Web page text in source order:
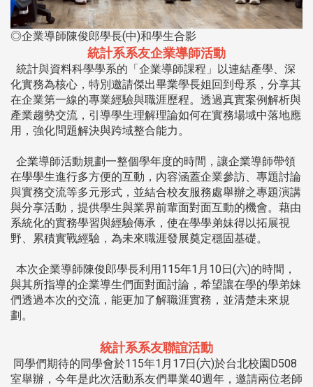
◎企業導師陳俊郎學長(中)和學生合影
統計系系友企業導師活動
統計與資料科學學系的「企業導師課程」以連結產學、深
化實務為核心，特別邀請傑出畢業學長姐回到母系，分享其
在企業第一線的專業經驗與職涯歷程。透過真實案例解析與
產業趨勢交流，引導學生理解理論如何在實務場域中落地應
用，強化問題解決與跨域整合能力。
企業導師活動規劃一整個學年度的時間，讓企業導師帶領
在學學生進行多方便的互動，內容涵蓋企業參訪、專題討論
與實務交流等多元形式，並結合校友服務處舉辦之專題演講
與分享活動，提供學生與業界前輩面對面互動的機會。藉由
系統化的實務學習與經驗傳承，使在學學弟妹得以拓展視
野、累積實戰經驗，為未來職涯發展奠定穩固基礎。
本次企業導師陳俊郎學長利用115年1月10日(六)的時間，
與其所指導的企業導生們面對面討論，希望讓在學的學弟妹
們透過本次的交流，能更加了解職涯實務，並清楚未來規
劃。
統計系系友聯誼活動
同學們期待的同學會於115年1月17日(六)於台北校園D508
室舉辦，今年是此次活動系友們畢業40週年，邀請兩位老師